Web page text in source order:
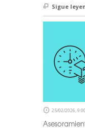
Sigue
25/02/2026, 9:00